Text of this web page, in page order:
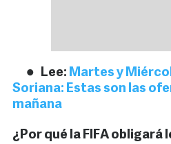
Lee: Martes y
Soriana: Estas son las
mañana
¿Por qué la FIFA obligará